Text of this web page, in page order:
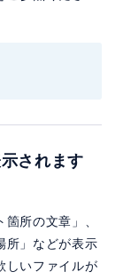
されます
所の文章」、
所」などが表示
しいファイルが